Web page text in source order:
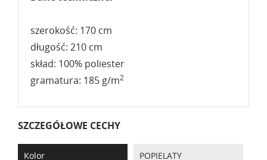
szerokość: 170 cm
długość: 210 cm
skład: 100% poliester
gramatura: 185 g/m2
SZCZEGÓŁOWE CECHY
Kolor POPIELATY